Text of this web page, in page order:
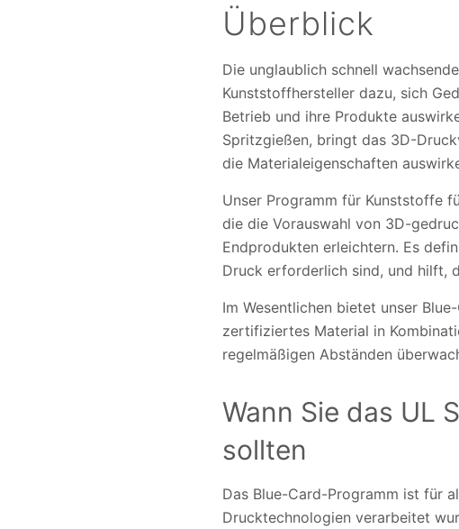
Überblick
Die unglaublich schnell
Kunststoffhersteller dazu, sich
Betrieb und ihre Produkte
Spritzgießen, bringt das 3D-
die Materialeigenschaften
Unser Programm für Kunststoffe
die die Vorauswahl von 3D-
Endprodukten erleichtern. Es
Druck erforderlich sind, und hilft,
Im Wesentlichen bietet unser
zertifiziertes Material in
regelmäßigen Abständen
Wann Sie das UL
sollten
Das Blue-Card-Programm ist für
Drucktechnologien verarbeitet